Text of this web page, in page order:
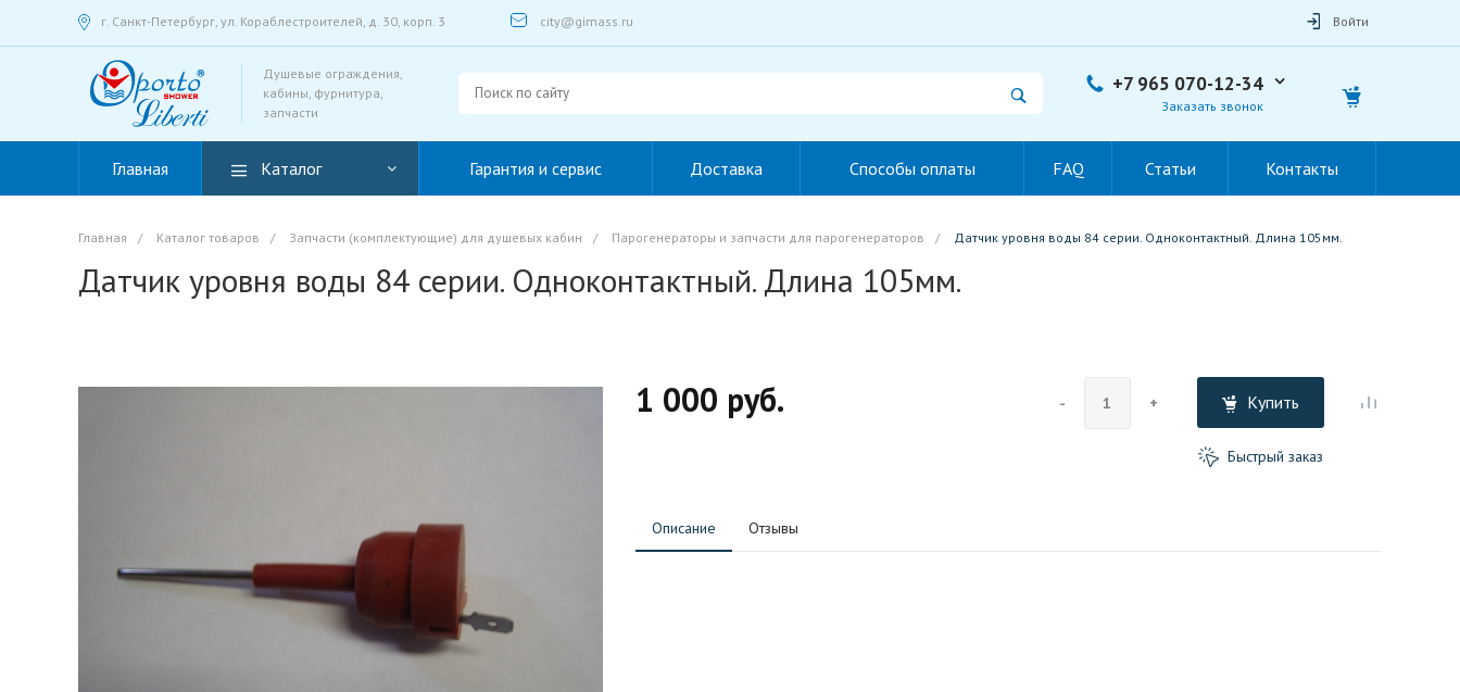
г. Санкт-Петербург, ул. Кораблестроителей, д. 30, корп. 3 city@gimass.ru Войти
Душевые ограждения,
кабины, фурнитура,
запчасти
+7 965 070-12-34
Заказать звонок
Главная Каталог Гарантия и сервис Доставка Способы оплаты FAQ Статьи Контакты
Главная / Каталог товаров / Запчасти (комплектующие) для душевых кабин / Парогенераторы и запчасти для парогенераторов / Датчик уровня воды 84 серии. Одноконтактный. Длина 105мм.
Датчик уровня воды 84 серии. Одноконтактный. Длина 105мм.
1 000 руб. - + Купить
Быстрый заказ
Описание Отзывы